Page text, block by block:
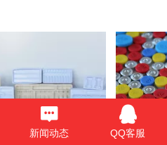
塑料、泡沫盒托 铝塑组
新闻动态 QQ客服